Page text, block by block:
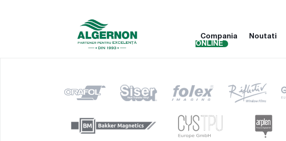
Compania Noutati
ONLINE